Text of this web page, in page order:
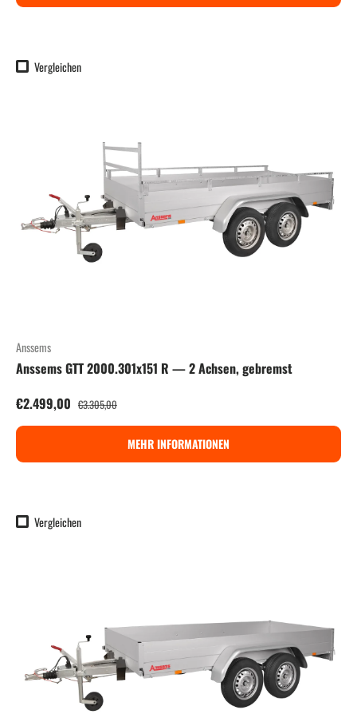
Vergleichen
Anssems
Anssems GTT 2000.301x151 R — 2 Achsen, gebremst
Verkaufspreis
€2.499,00 Normaler Preis
€3.305,00
MEHR INFORMATIONEN
Vergleichen